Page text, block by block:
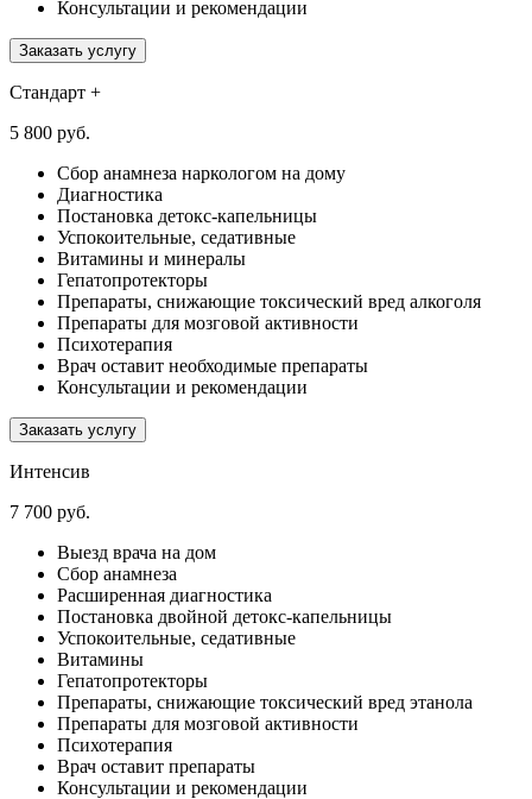
Консультации и рекомендации
Заказать услугу
Стандарт +
5 800 руб.
Сбор анамнеза наркологом на дому
Диагностика
Постановка детокс-капельницы
Успокоительные, седативные
Витамины и минералы
Гепатопротекторы
Препараты, снижающие токсический вред алкоголя
Препараты для мозговой активности
Психотерапия
Врач оставит необходимые препараты
Консультации и рекомендации
Заказать услугу
Интенсив
7 700 руб.
Выезд врача на дом
Сбор анамнеза
Расширенная диагностика
Постановка двойной детокс-капельницы
Успокоительные, седативные
Витамины
Гепатопротекторы
Препараты, снижающие токсический вред этанола
Препараты для мозговой активности
Психотерапия
Врач оставит препараты
Консультации и рекомендации